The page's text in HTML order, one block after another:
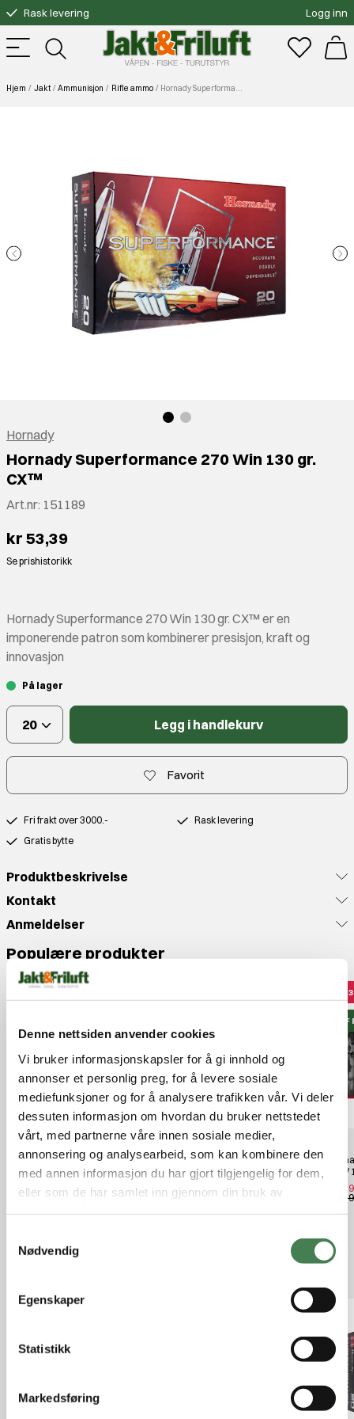
Denne nettsiden anvender cookies
Vi bruker informasjonskapsler for å gi innhold og
annonser et personlig preg, for å levere sosiale
mediefunksjoner og for å analysere trafikken vår. Vi deler
dessuten informasjon om hvordan du bruker nettstedet
vårt, med partnerne våre innen sosiale medier,
annonsering og analysearbeid, som kan kombinere den
med annen informasjon du har gjort tilgjengelig for dem,
eller som de har samlet inn gjennom din bruk av
Nødvendig
Egenskaper
Statistikk
Markedsføring
Rask levering
Gratis bytte
Fri frakt over 3000.-
Logg inn
Hjem Jakt Ammunisjon Rifle ammo Hornady Superformance 270 Win 130 gr. CX™
Hornady
Hornady Superformance 270 Win 130 gr.
CX™
Art.nr: 151189
kr 53,39
Se prishistorikk
Hornady Superformance 270 Win 130 gr. CX™ er en
imponerende patron som kombinerer presisjon, kraft og
innovasjon
På lager
20 Legg i handlekurv
Favorit
Fri frakt over 3000.-
Rask levering
Gratis bytte
Produktbeskrivelse
Kontakt
Anmeldelser
Populære produkter
Hornady Superformance Varmint
17 Hornet 20 Gr V-Max Spf
kr 23,39
Nosler Ballistic Tip Varmint Lead
Free 223 Remington 40gr
Ammunisjon
kr 26,90
J&F
8,0g
kr
kr